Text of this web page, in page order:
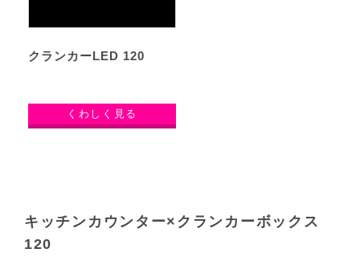
クランカーLED 120
くわしく見る
キッチンカウンター×クランカーボックス
120